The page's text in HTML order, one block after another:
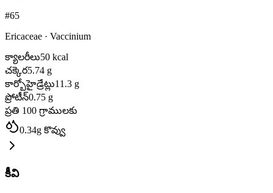
#65
Ericaceae · Vaccinium
క్యాలరీలు50 kcal
చక్కెర5.74 g
కార్బోహైడ్రేట్లు11.3 g
ప్రోటీన్0.75 g
ప్రతి 100 గ్రాములకు
0.34g కొవ్వు
కీవి